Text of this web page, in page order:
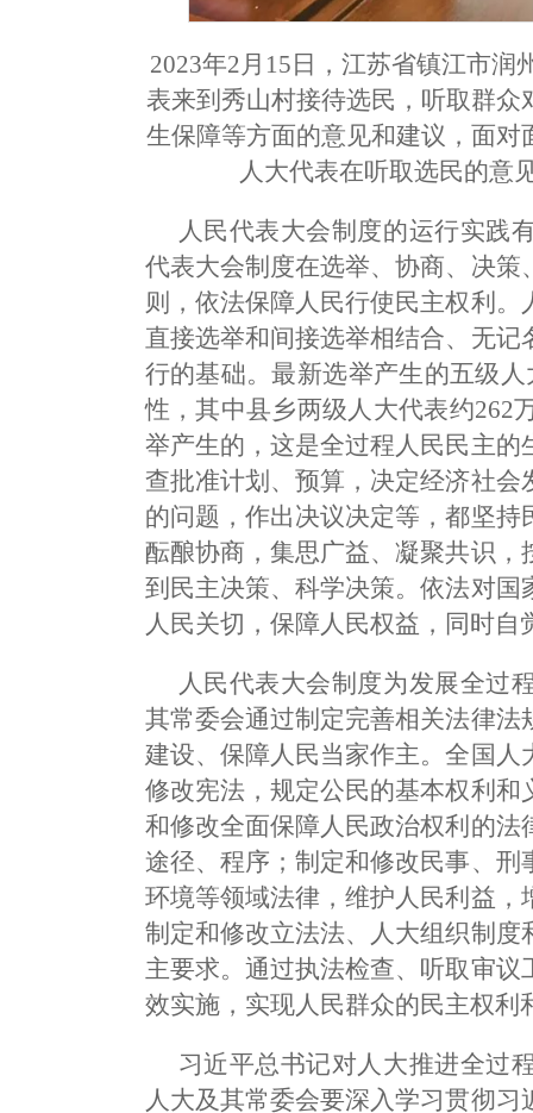
2023年2月15日，江苏省镇江市
表来到秀山村接待选民，听取群
生保障等方面的意见和建议，面
人大代表在听取选民的意
人民代表大会制度的运行实践
代表大会制度在选举、协商、决
则，依法保障人民行使民主权利
直接选举和间接选举相结合、无
行的基础。最新选举产生的五级
性，其中县乡两级人大代表约262
举产生的，这是全过程人民民主
查批准计划、预算，决定经济社
的问题，作出决议决定等，都坚
酝酿协商，集思广益、凝聚共识
到民主决策、科学决策。依法对
人民关切，保障人民权益，同时自
人民代表大会制度为发展全过
其常委会通过制定完善相关法律
建设、保障人民当家作主。全国
修改宪法，规定公民的基本权利
和修改全面保障人民政治权利的
途径、程序；制定和修改民事、
环境等领域法律，维护人民利益
制定和修改立法法、人大组织制
主要求。通过执法检查、听取审
效实施，实现人民群众的民主权利
习近平总书记对人大推进全过
人大及其常委会要深入学习贯彻